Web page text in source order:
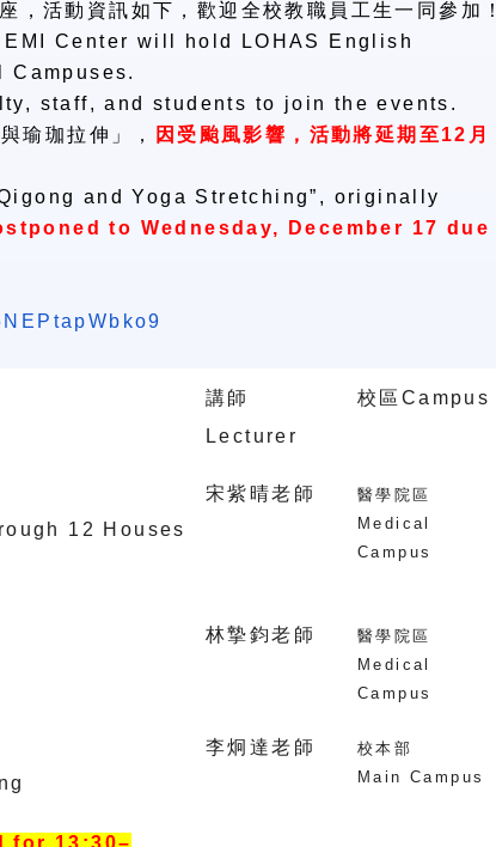
， 活動資訊如下，歡迎全校教職員工生一同參加！
Center will hold LOHAS English
Campuses.
staff, and students to join the events.
瑜珈拉伸」， 因受颱風影響，活動將延期至12 月
and Yoga Stretching” , originally
to Wednesday, December 17 due
講師
Lecturer
校區 Campus
12 Houses
宋紫晴老師
醫學院區
Medical
Campus
林摯鈞老師
醫學院區
Medical
Campus
李炯達老師
校本部
Main Campus
for 13:30–